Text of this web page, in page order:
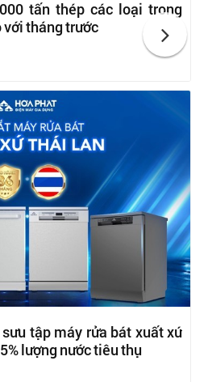
tấn thép các loại trong
với tháng trước
tập máy rửa bát xuất xứ
lượng nước tiêu thụ